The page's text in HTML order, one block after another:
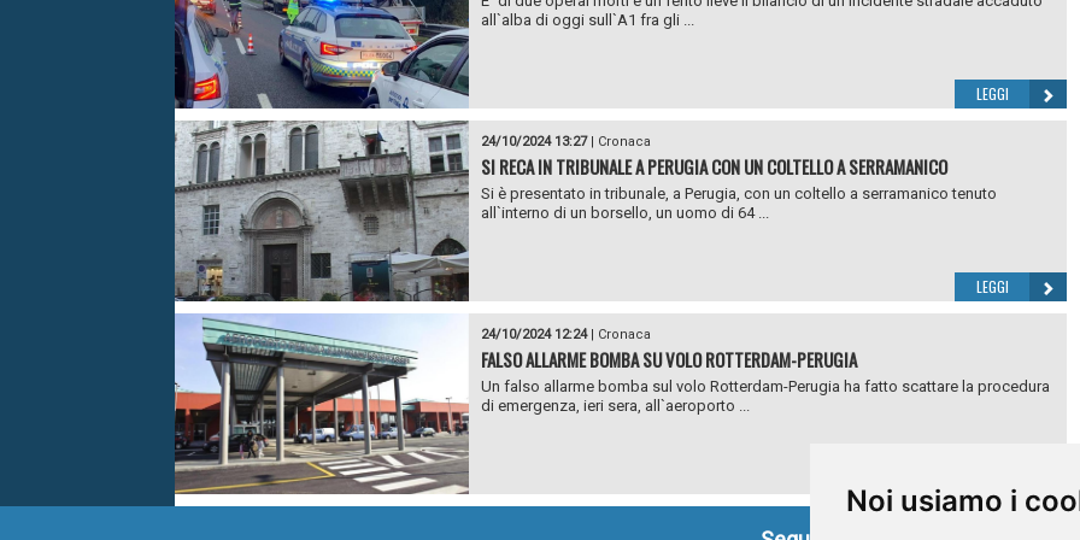
Noi usiamo i
all`alba di oggi sull`A1 fra gli ...
LEGGI
24/10/2024 13:27| Cronaca
SI RECA IN TRIBUNALE A PERUGIA CON UN COLTELLO A SERRAMANICO
Si è presentato in tribunale, a Perugia, con un coltello a serramanico tenuto
all`interno di un borsello, un uomo di 64 ...
LEGGI
24/10/2024 12:24| Cronaca
FALSO ALLARME BOMBA SU VOLO ROTTERDAM-PERUGIA
Un falso allarme bomba sul volo Rotterdam-Perugia ha fatto scattare la procedura
di emergenza, ieri sera, all`aeroporto ...